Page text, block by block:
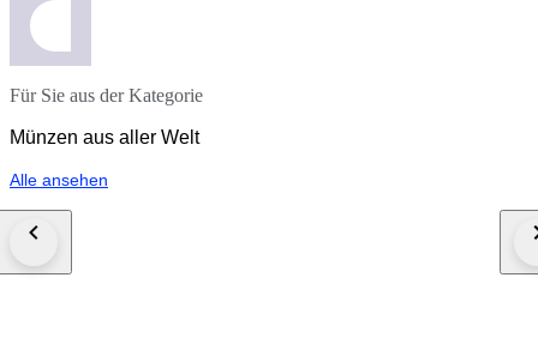
Für Sie aus der Kategorie
Münzen aus aller Welt
Alle ansehen